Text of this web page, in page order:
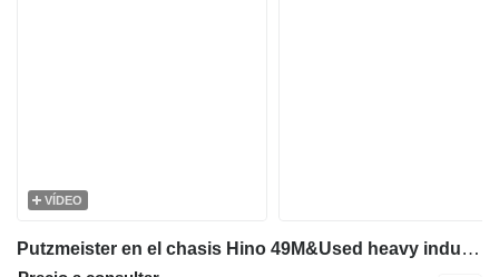
VÍDEO
Putzmeister en el chasis Hino 49M&Used heavy industrial equipment